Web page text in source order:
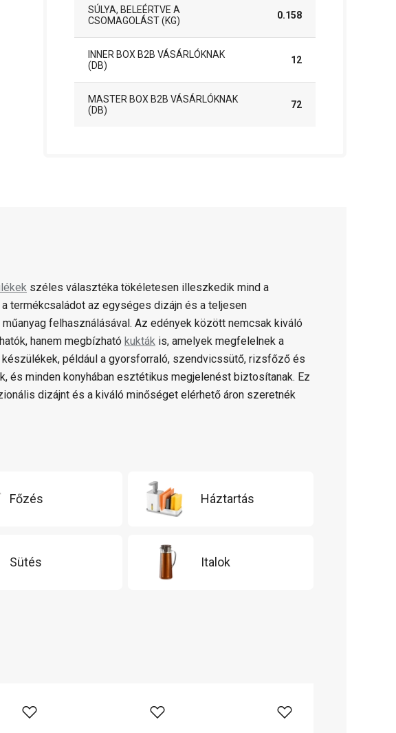
SÚLYA, BELEÉRTVE A
CSOMAGOLÁST (KG)
0.158
INNER BOX B2B VÁSÁRLÓKNAK
(DB)
12
MASTER BOX B2B VÁSÁRLÓKNAK
(DB)
72
széles választéka tökéletesen illeszkedik mind a
termékcsaládot az egységes dizájn és a teljesen
felhasználásával. Az edények között nemcsak kiváló
hanem megbízható kukták is, amelyek megfelelnek a
készülékek, például a gyorsforraló, szendvicssütő, rizsfőző és
és minden konyhában esztétikus megjelenést biztosítanak. Ez
dizájnt és a kiváló minőséget elérhető áron szeretnék
Főzés Háztartás
Sütés Italok